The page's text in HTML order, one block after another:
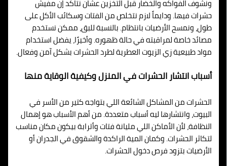
ونشوف الفواكه والخضار قبل التخزين عشان نتاكد إن مفيش
حشرات فيها. ودايماً لازم نتخلص من الفتات وسكائب الأكل على
طول، ونمسح الأرضيات بانتظام. بالنسبة للبق، ممكن نستخدم
مصائد خاصة لمراقبته في حالة ظهوره. وأخيرًا، يفضل استخدام
مواد طبيعية زي الزيوت العطرية لطرد الحشرات بشكل آمن وفعال.
أسباب انتشار الحشرات في المنزل وكيفية الوقاية منها
الحشرات من المشاكل الشائعة اللي بتواجه كتير من الأسر في
البيوت، وانتشارها ليه أسباب متعددة. من أهم الأسباب هو إهمال
النظافة، لأن الأماكن اللي مليانة فتات وأترابة بيكون مكان مناسب
لتكاثر الحشرات. وكمان المية الراكدة والشقوق في الجدران أو
الأرضيات بتزود فرص دخول الحشرات.